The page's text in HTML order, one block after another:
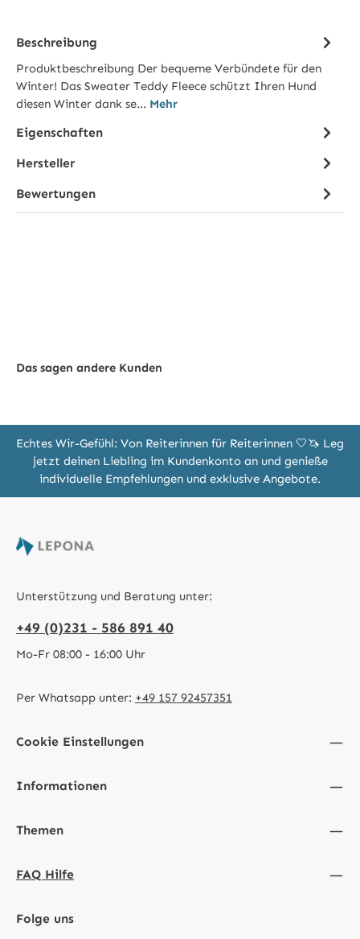
Beschreibung
Produktbeschreibung Der bequeme Verbündete für den
Winter! Das Sweater Teddy Fleece schützt Ihren Hund
diesen Winter dank se… Mehr
Eigenschaften
Hersteller
Bewertungen
Das sagen andere Kunden
Echtes Wir-Gefühl: Von Reiterinnen für Reiterinnen 🤍🦄 Leg
jetzt deinen Liebling im Kundenkonto an und genieße
individuelle Empfehlungen und exklusive Angebote.
Unterstützung und Beratung unter:
+49 (0)231 - 586 891 40
Mo-Fr 08:00 - 16:00 Uhr
Per Whatsapp unter: +49 157 92457351
Cookie Einstellungen
Informationen
Themen
FAQ Hilfe
Folge uns